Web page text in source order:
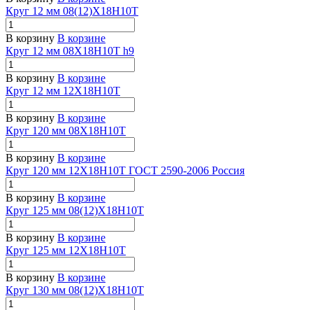
Круг 12 мм 08(12)Х18Н10Т
В корзину В корзине
Круг 12 мм 08Х18Н10Т h9
В корзину В корзине
Круг 12 мм 12Х18Н10Т
В корзину В корзине
Круг 120 мм 08Х18Н10Т
В корзину В корзине
Круг 120 мм 12Х18Н10Т ГОСТ 2590-2006 Россия
В корзину В корзине
Круг 125 мм 08(12)Х18Н10Т
В корзину В корзине
Круг 125 мм 12Х18Н10Т
В корзину В корзине
Круг 130 мм 08(12)Х18Н10Т